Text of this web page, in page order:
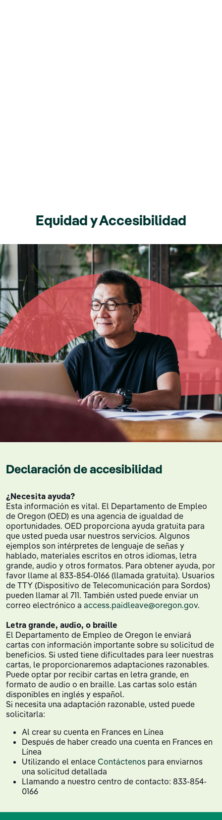
Equidad y Accesibilidad
Declaración de accesibilidad
¿Necesita ayuda?
Esta información es vital. El Departamento de Empleo
de Oregon (OED) es una agencia de igualdad de
oportunidades. OED proporciona ayuda gratuita para
que usted pueda usar nuestros servicios. Algunos
ejemplos son intérpretes de lenguaje de señas y
hablado, materiales escritos en otros idiomas, letra
grande, audio y otros formatos. Para obtener ayuda, por
favor llame al 833-854-0166 (llamada gratuita). Usuarios
de TTY (Dispositivo de Telecomunicación para Sordos)
pueden llamar al 711. También usted puede enviar un
correo electrónico a access.paidleave@oregon.gov.
Letra grande, audio, o braille
El Departamento de Empleo de Oregon le enviará
cartas con información importante sobre su solicitud de
beneficios. Si usted tiene dificultades para leer nuestras
cartas, le proporcionaremos adaptaciones razonables.
Puede optar por recibir cartas en letra grande, en
formato de audio o en braille. Las cartas solo están
disponibles en inglés y español.
Si necesita una adaptación razonable, usted puede
solicitarla:
Al crear su cuenta en Frances en Línea
Después de haber creado una cuenta en Frances en
Línea
Utilizando el enlace Contáctenos para enviarnos
una solicitud detallada
Llamando a nuestro centro de contacto: 833-854-
0166